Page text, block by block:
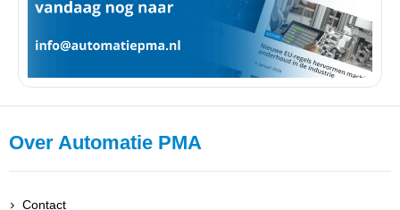
Over Automatie PMA
Contact